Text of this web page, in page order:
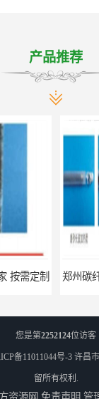
产品推荐
按需定制
您是第2252124位访客
备11011044号-3 许昌
留所有权利.
资源网 免责声明 管